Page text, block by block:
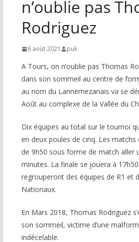
n’oublie pas
Rodriguez
6 août 2021 puk
A Tours, on n’oublie pas Thomas
dans son sommeil au centre de
au nom du Lannemezanais va se
Août au complexe de la Vallée du
Dix équipes au total sur le tournoi
en deux poules de cinq. Les
de 9h50 sous forme de match aller
minutes. La finale se jouera à
regrouperont des équipes de R1 et
Nationaux.
En Mars 2018, Thomas Rodriguez
son sommeil, victime d’une
indécelable.